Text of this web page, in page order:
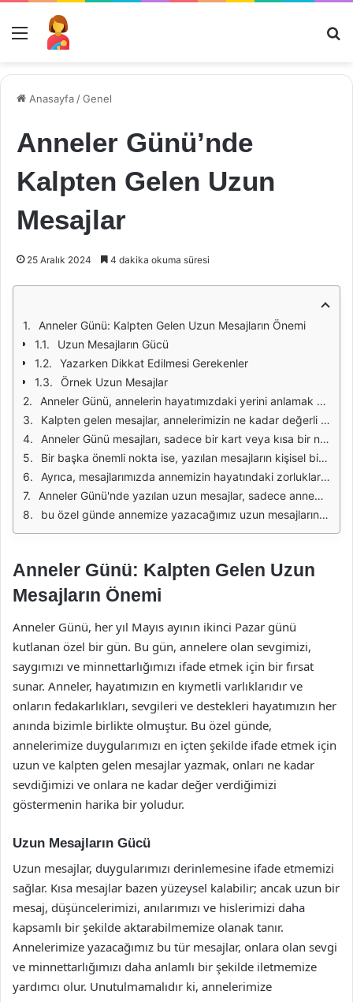
Menü
Anasayfa /Genel
Anneler Günü’nde
Kalpten Gelen Uzun
Mesajlar
25 Aralık 2024 4 dakika okuma süresi
Anneler Günü: Kalpten Gelen Uzun Mesajların Önemi
Uzun Mesajların Gücü
Yazarken Dikkat Edilmesi Gerekenler
Örnek Uzun Mesajlar
Anneler Günü, annelerin hayatımızdaki yerini anlamak ve onlara duyduğumuz sevgiyi ifade etmek için özel bir fırsattır. Bu özel günde, kalpten gelen uzun mesajlar yazmak, annelerimize olan minnettarlığımızı ve sevgimizi göstermek için harika bir yoldur. Onların özverili bir şekilde hayatımızı şekillendirdiğini ve her zaman yanımızda olduklarını hatırlatmak, bu özel günün ruhunu yansıtır.
Kalpten gelen mesajlar, annelerimizin ne kadar değerli olduğunu vurgulamak için samimi bir araçtır. Onlara olan sevgimizi ifade ederken, sadece kelimeleri değil, duygularımızı da içten bir şekilde aktarmalıyız. Bu mesajlar, annelerimizin yüzünde bir gülümseme oluşturacak ve kalplerinde sıcak bir his bırakacaktır. Bu nedenle, mesajlarımızı yazarken içten ve özgün olmaya özen göstermeliyiz.
Anneler Günü mesajları, sadece bir kart veya kısa bir notla sınırlı kalmamalıdır. Uzun ve anlamlı mesajlar, duygularımızı daha iyi ifade etmemize yardımcı olur. Annemize olan sevgimizi ve ona duyduğumuz minnettarlığı anlatırken, yaşadığımız güzel anıları ve onun bize kattığı değerleri vurgulamak önemlidir. Bu şekilde, ona olan bağlılığımızı daha derin bir şekilde ifade etmiş oluruz.
Bir başka önemli nokta ise, yazılan mesajların kişisel bir dokunuş taşımasıdır. Her annenin kendine özgü bir hikayesi ve karakteri vardır. Bu nedenle, mesajlarımızı yazarken annemizin bireyselliğini ve onunla olan özel bağımızı göz önünde bulundurmalıyız. Bu, mesajımızın daha anlamlı ve etkileyici olmasını sağlayacaktır.
Ayrıca, mesajlarımızda annemizin hayatındaki zorlukları ve başarıları da anmak güzel bir fikir olabilir. Onun mücadeleleri, fedakarlıkları ve başarıları, bizim için ilham kaynağı olmuştur. Bu tür detaylar, mesajımızın duygusal derinliğini artıracak ve annemize olan sevgimizi daha da pekiştirecektir.
Anneler Günü'nde yazılan uzun mesajlar, sadece annemiz için değil, aynı zamanda kendimiz için de bir anlam taşır. Bu mesajlar, annemizle olan bağımızı güçlendirirken, kendi duygularımızı da anlamamıza yardımcı olur. Onun ne kadar değerli olduğunu ifade etmek, kendi duygusal sağlığımız açısından da önemlidir.
bu özel günde annemize yazacağımız uzun mesajların, onun kalbinde özel bir yer edineceğini unutmamalıyız. Bu mesajlar, ona olan sevgimizi ve minnettarlığımızı ifade etmenin yanı sıra, onun için unutulmaz bir anı yaratacaktır. Anneler Günü, annemize olan duygularımızı ifade etmek için mükemmel bir fırsat sunar ve bu fırsatı en iyi şekilde değerlendirmeliyiz.
Anneler Günü: Kalpten Gelen Uzun
Mesajların Önemi
Anneler Günü, her yıl Mayıs ayının ikinci Pazar günü
kutlanan özel bir gün. Bu gün, annelere olan sevgimizi,
saygımızı ve minnettarlığımızı ifade etmek için bir fırsat
sunar. Anneler, hayatımızın en kıymetli varlıklarıdır ve
onların fedakarlıkları, sevgileri ve destekleri hayatımızın her
anında bizimle birlikte olmuştur. Bu özel günde,
annelerimize duygularımızı en içten şekilde ifade etmek için
uzun ve kalpten gelen mesajlar yazmak, onları ne kadar
sevdiğimizi ve onlara ne kadar değer verdiğimizi
göstermenin harika bir yoludur.
Uzun Mesajların Gücü
Uzun mesajlar, duygularımızı derinlemesine ifade etmemizi
sağlar. Kısa mesajlar bazen yüzeysel kalabilir; ancak uzun bir
mesaj, düşüncelerimizi, anılarımızı ve hislerimizi daha
kapsamlı bir şekilde aktarabilmemize olanak tanır.
Annelerimize yazacağımız bu tür mesajlar, onlara olan sevgi
ve minnettarlığımızı daha anlamlı bir şekilde iletmemize
yardımcı olur. Unutulmamalıdır ki, annelerimize